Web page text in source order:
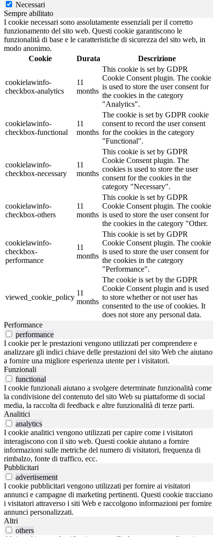
Necessari
Sempre abilitato
I cookie necessari sono assolutamente essenziali per il corretto
funzionamento del sito web. Questi cookie garantiscono le
funzionalità di base e le caratteristiche di sicurezza del sito web, in
modo anonimo.
Cookie
Durata Descrizione
cookielawinfo-
checkbox-analytics
11
months
This cookie is set by GDPR
Cookie Consent plugin. The cookie
is used to store the user consent for
the cookies in the category
"Analytics".
cookielawinfo-
checkbox-functional
11
months
The cookie is set by GDPR cookie
consent to record the user consent
for the cookies in the category
"Functional".
cookielawinfo-
checkbox-necessary
11
months
This cookie is set by GDPR
Cookie Consent plugin. The
cookies is used to store the user
consent for the cookies in the
category "Necessary".
cookielawinfo-
checkbox-others
11
months
This cookie is set by GDPR
Cookie Consent plugin. The cookie
is used to store the user consent for
the cookies in the category "Other.
cookielawinfo-
checkbox-
performance
11
months
This cookie is set by GDPR
Cookie Consent plugin. The cookie
is used to store the user consent for
the cookies in the category
"Performance".
viewed_cookie_policy
11
months
The cookie is set by the GDPR
Cookie Consent plugin and is used
to store whether or not user has
consented to the use of cookies. It
does not store any personal data.
Performance
performance
I cookie per le prestazioni vengono utilizzati per comprendere e
analizzare gli indici chiave delle prestazioni del sito Web che aiutano
a fornire una migliore esperienza utente per i visitatori.
Funzionali
functional
I cookie funzionali aiutano a svolgere determinate funzionalità come
la condivisione del contenuto del sito Web su piattaforme di social
media, la raccolta di feedback e altre funzionalità di terze parti.
Analitici
analytics
I cookie analitici vengono utilizzati per capire come i visitatori
interagiscono con il sito web. Questi cookie aiutano a fornire
informazioni sulle metriche del numero di visitatori, frequenza di
rimbalzo, fonte di traffico, ecc.
Pubblicitari
advertisement
I cookie pubblicitari vengono utilizzati per fornire ai visitatori
annunci e campagne di marketing pertinenti. Questi cookie tracciano
i visitatori attraverso i siti Web e raccolgono informazioni per fornire
annunci personalizzati.
Altri
others